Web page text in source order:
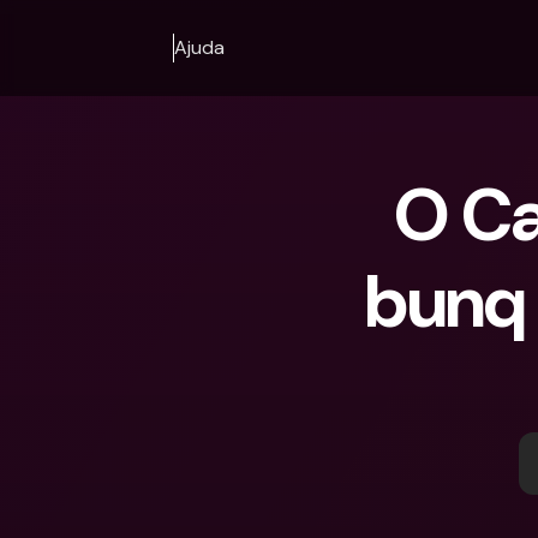
Ajuda
O